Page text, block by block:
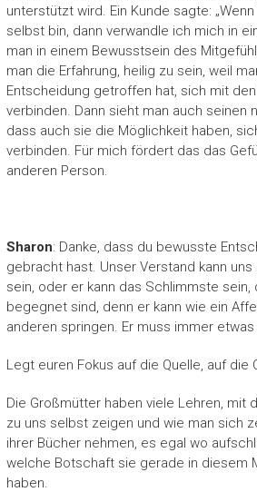
unterstützt wird. Ein Kunde sagte:
selbst bin, dann verwandle ich mich in
man in einem Bewusstsein des
man die Erfahrung, heilig zu sein, weil
Entscheidung getroffen hat, sich mit
verbinden. Dann sieht man auch seinen
dass auch sie die Möglichkeit haben,
verbinden. Für mich fördert das das
anderen Person.
Sharon: Danke, dass du bewusste
gebracht hast. Unser Verstand kann
sein, oder er kann das Schlimmste sein,
begegnet sind, denn er kann wie ein
anderen springen. Er muss immer
Legt euren Fokus auf die Quelle, auf die
Die Großmütter haben viele Lehren, mit
zu uns selbst zeigen und wie man sich
ihrer Bücher nehmen, es egal wo
welche Botschaft sie gerade in diesem
haben.